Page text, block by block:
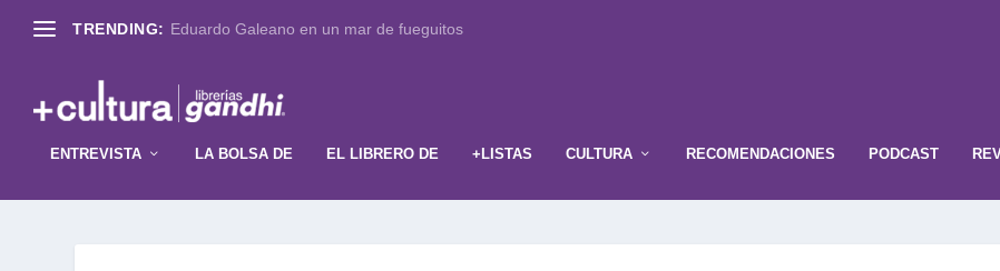
TRENDING: Eduardo Galeano en un mar de fueguitos
ENTREVISTA LA BOLSA DE EL LIBRERO DE +LISTAS CULTURA RECOMENDACIONES PODCAST